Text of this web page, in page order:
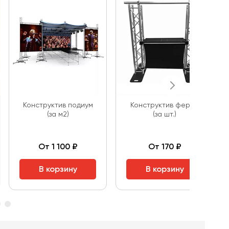
Конструктив подиум
(за м2)
От 1 100 ₽
В корзину
Конструктив ферма
(за шт.)
От 170 ₽
В корзину